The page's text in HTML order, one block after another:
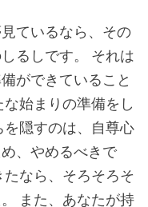
ているなら、その
るしです。 それは
ができていること
始まりの準備をし
隠すのは、自尊心
、やめるべきで
なら、そろそろそ
また、あなたが持